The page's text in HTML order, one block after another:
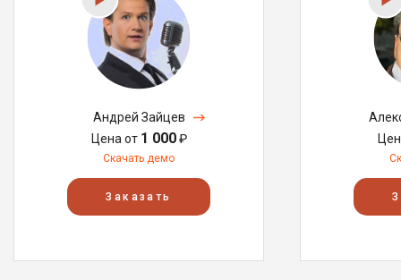
Андрей Зайцев
Цена от 1 000₽
Скачать демо
Заказать